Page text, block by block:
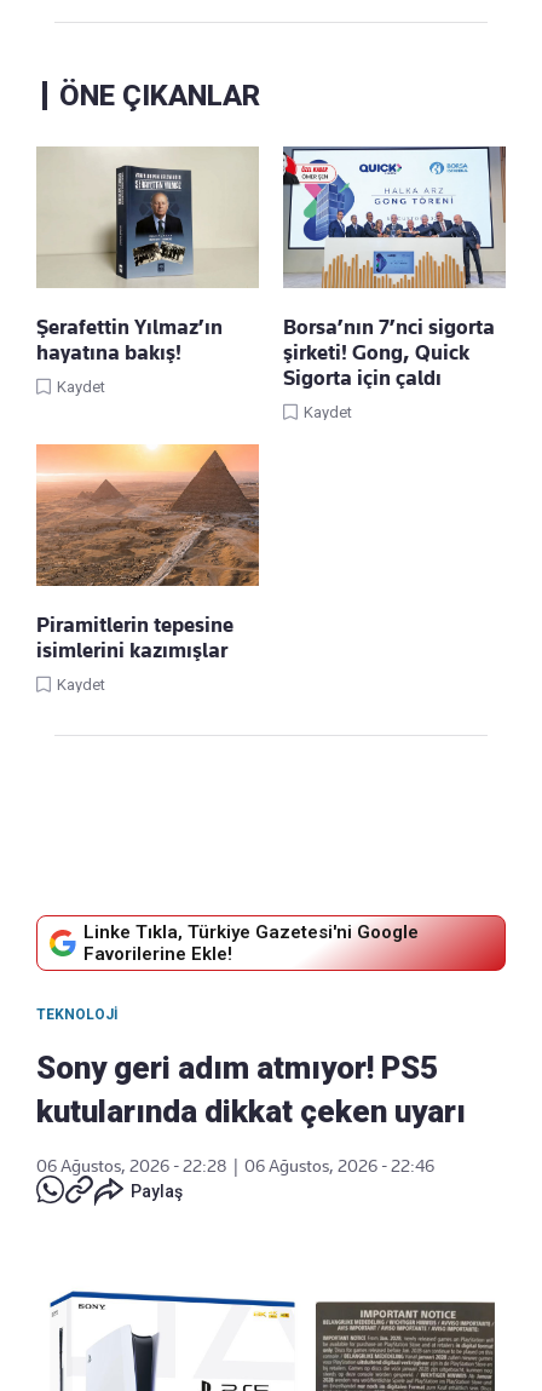
ÖNE ÇIKANLAR
Şerafettin Yılmaz’ın
hayatına bakış!
Kaydet
Borsa’nın 7’nci sigorta
şirketi! Gong, Quick
Sigorta için çaldı
Kaydet
Piramitlerin tepesine
isimlerini kazımışlar
Kaydet
Linke Tıkla, Türkiye Gazetesi'ni Google
Favorilerine Ekle!
TEKNOLOJI
Sony geri adım atmıyor! PS5
kutularında dikkat çeken uyarı
06 Ağustos, 2026 - 22:28
06 Ağustos, 2026 - 22:46
Paylaş